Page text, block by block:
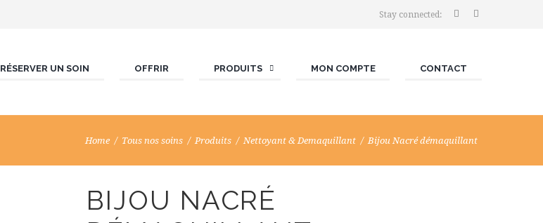
Stay connected:
RÉSERVER UN SOIN OFFRIR PRODUITS MON COMPTE CONTACT
Home Tous nos soins Produits Nettoyant & Demaquillant Bijou Nacré démaquillant
BIJOU NACRÉ